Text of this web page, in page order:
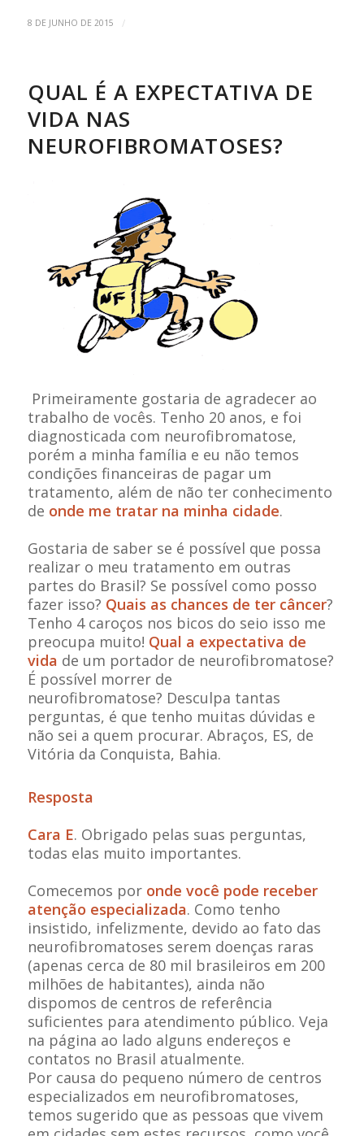
8 DE JUNHO DE 2015 /
QUAL É A EXPECTATIVA DE
VIDA NAS
NEUROFIBROMATOSES?
Primeiramente gostaria de agradecer ao
trabalho de vocês. Tenho 20 anos, e foi
diagnosticada com neurofibromatose,
porém a minha família e eu não temos
condições financeiras de pagar um
tratamento, além de não ter conhecimento
de onde me tratar na minha cidade.
Gostaria de saber se é possível que possa
realizar o meu tratamento em outras
partes do Brasil? Se possível como posso
fazer isso? Quais as chances de ter câncer?
Tenho 4 caroços nos bicos do seio isso me
preocupa muito! Qual a expectativa de
vida de um portador de neurofibromatose?
É possível morrer de
neurofibromatose? Desculpa tantas
perguntas, é que tenho muitas dúvidas e
não sei a quem procurar. Abraços, ES, de
Vitória da Conquista, Bahia.
Resposta
Cara E. Obrigado pelas suas perguntas,
todas elas muito importantes.
Comecemos por onde você pode receber
atenção especializada. Como tenho
insistido, infelizmente, devido ao fato das
neurofibromatoses serem doenças raras
(apenas cerca de 80 mil brasileiros em 200
milhões de habitantes), ainda não
dispomos de centros de referência
suficientes para atendimento público. Veja
na página ao lado alguns endereços e
contatos no Brasil atualmente.
Por causa do pequeno número de centros
especializados em neurofibromatoses,
temos sugerido que as pessoas que vivem